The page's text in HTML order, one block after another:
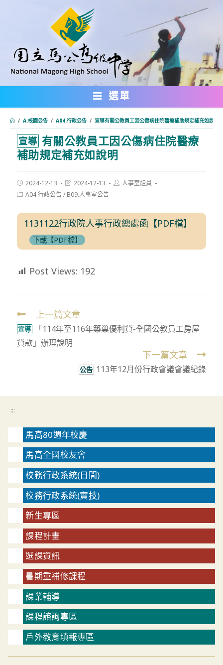
內
選單
/ A.校園公告 / A04.行政公告 / 宣導有關公教員工因公傷病住院醫療補助規定補充如說明
宣導 有關公教員工因公傷病住院醫療
補助規定補充如說明
Post
published:
2024-12-13
Post
modified:
2024-12-13
Post人事室組員
PostA04.行政公告/ B09.人事室公告
1131122行政院人事行政總處函【PDF檔】
下載【PDF檔】
Post Views: 192
Read
more
articles
上一篇文章
宣導
「114年至116年築巢優利貸-全國公教員工房屋
貸款」辦理說明
下一篇文章
公告 113年12月份行政會議會議紀錄
:::
馬高80週年校慶
馬高全國校友會
校務行政系統(日間)
校務行政系統(實技)
新生專區
課程計畫
選課資訊
暑期重補修課程
課業輔導
課程諮詢專區
戶外教育填報專區